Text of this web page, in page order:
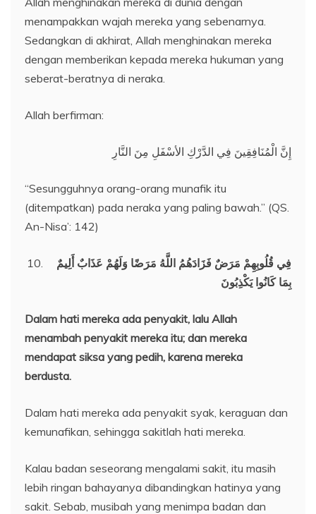
menampakkan wajah mereka yang sebenarnya.
Sedangkan di akhirat, Allah menghinakan mereka
dengan memberikan kepada mereka hukuman yang
seberat-beratnya di neraka.
Allah berfirman:
إِنَّ الْمُنَافِقِينَ فِي الدَّرْكِ الأسْفَلِ مِنَ النَّارِ
“Sesungguhnya orang-orang munafik itu
(ditempatkan) pada neraka yang paling bawah.” (QS.
An-Nisa’: 142)
فِي قُلُوبِهِمْ مَرَضٌ فَزَادَهُمُ اللَّهُ مَرَضًا وَلَهُمْ عَذَابٌ أَلِيمٌ
بِمَا كَانُوا يَكْذِبُونَ
Dalam hati mereka ada penyakit, lalu Allah
menambah penyakit mereka itu; dan mereka
mendapat siksa yang pedih, karena mereka
berdusta.
Dalam hati mereka ada penyakit syak, keraguan dan
kemunafikan, sehingga sakitlah hati mereka.
Kalau badan seseorang mengalami sakit, itu masih
lebih ringan bahayanya dibandingkan hatinya yang
sakit. Sebab, musibah yang menimpa badan dan